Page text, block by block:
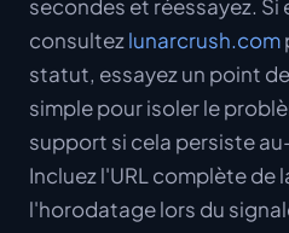
secondes et réessayez. Si
consultezlunarcrush.com
statut, essayez un point
simple pour isoler le
support si cela persiste
Incluez l'URL complète de
l'horodatage lors du